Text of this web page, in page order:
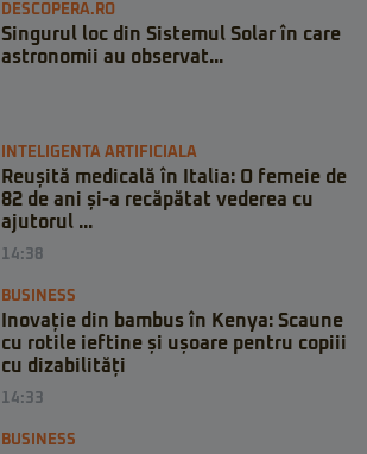
DESCOPERA.RO
Singurul loc din Sistemul Solar în care
astronomii au observat...
INTELIGENTA ARTIFICIALA
Reușită medicală în Italia: O femeie de
82 de ani și-a recăpătat vederea cu
ajutorul ...
14:38
BUSINESS
Inovație din bambus în Kenya: Scaune
cu rotile ieftine și ușoare pentru copiii
cu dizabilități
14:33
BUSINESS